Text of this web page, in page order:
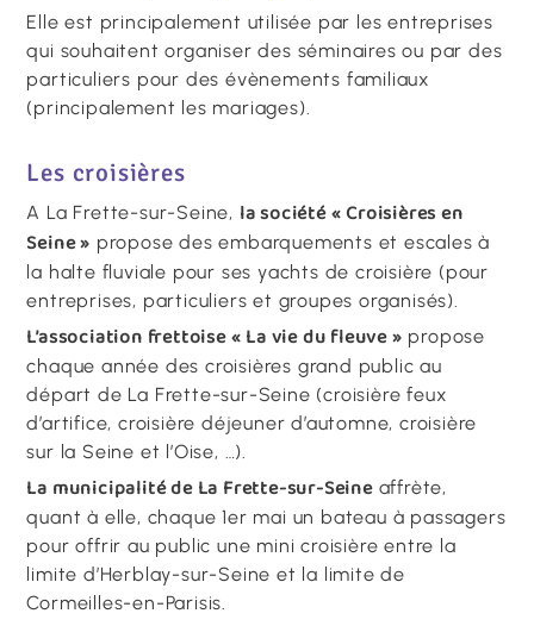
Elle est principalement utilisée par les entreprises
qui souhaitent organiser des séminaires ou par des
particuliers pour des évènements familiaux
(principalement les mariages).
Les croisières
A La Frette-sur-Seine, la société « Croisières en
Seine » propose des embarquements et escales à
la halte fluviale pour ses yachts de croisière (pour
entreprises, particuliers et groupes organisés).
L’association frettoise « La vie du fleuve » propose
chaque année des croisières grand public au
départ de La Frette-sur-Seine (croisière feux
d’artifice, croisière déjeuner d’automne, croisière
sur la Seine et l’Oise, …).
La municipalité de La Frette-sur-Seineaffrète,
quant à elle, chaque 1er mai un bateau à passagers
pour offrir au public une mini croisière entre la
limite d’Herblay-sur-Seine et la limite de
Cormeilles-en-Parisis.